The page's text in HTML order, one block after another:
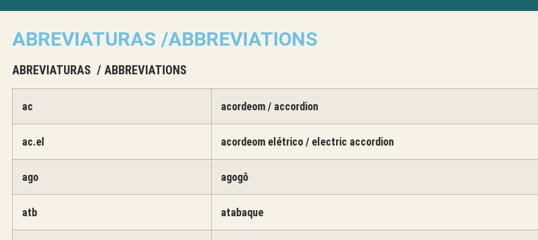
ABREVIATURAS /ABBREVIATIONS
ABREVIATURAS / ABBREVIATIONS
ac acordeom / accordion
ac.el acordeom elétrico / electric accordion
ago agogô
atb atabaque